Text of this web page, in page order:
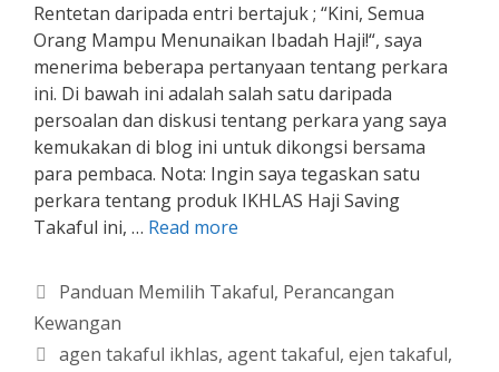
Rentetan daripada entri bertajuk ; “Kini, Semua
Orang Mampu Menunaikan Ibadah Haji!“, saya
menerima beberapa pertanyaan tentang perkara
ini. Di bawah ini adalah salah satu daripada
persoalan dan diskusi tentang perkara yang saya
kemukakan di blog ini untuk dikongsi bersama
para pembaca. Nota: Ingin saya tegaskan satu
perkara tentang produk IKHLAS Haji Saving
Takaful ini, … Read more
Categories
Panduan Memilih Takaful, Perancangan
Kewangan
Tags
agen takaful ikhlas, agent takaful, ejen takaful,